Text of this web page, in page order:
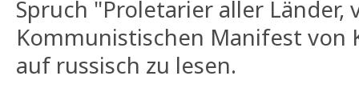
Spruch "Proletarier aller
Kommunistischen Manifest von
auf russisch zu lesen.